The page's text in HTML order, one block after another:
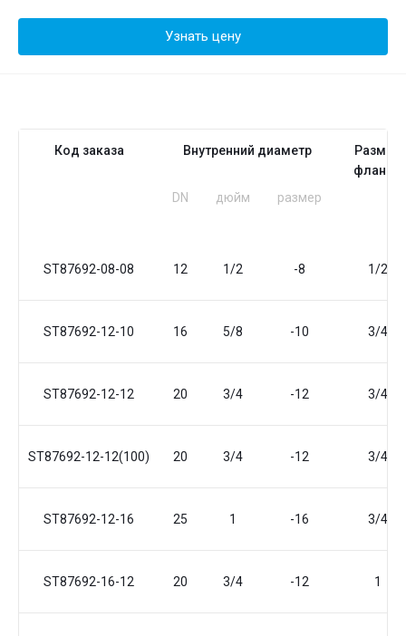
Узнать цену
Код заказа Внутренний диаметр
Размер
фланца
DN
дюйм размер
ST87692-08-08 12 1/2 -8 1/2
ST87692-12-10 16 5/8 -10 3/4
ST87692-12-12 20 3/4 -12 3/4
ST87692-12-12(100) 20 3/4 -12 3/4
ST87692-12-16 25 1 -16 3/4
ST87692-16-12 20 3/4 -12 1